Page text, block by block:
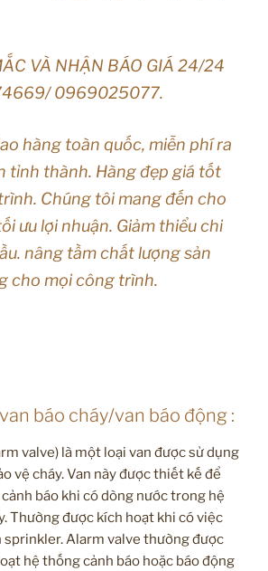
VÀ NHẬN BÁO GIÁ 24/24
0969025077.
hàng toàn quốc, miễn phí ra
tỉnh thành. Hàng đẹp giá tốt
Chúng tôi mang đến cho
ưu lợi nhuận. Giảm thiểu chi
nâng tầm chất lượng sản
cho mọi công trình.
báo cháy/van báo động :
valve) là một loại van được sử dụng
vệ cháy. Van này được thiết kế để
báo khi có dòng nước trong hệ
Thường được kích hoạt khi có việc
sprinkler. Alarm valve thường được
hệ thống cảnh báo hoặc báo động